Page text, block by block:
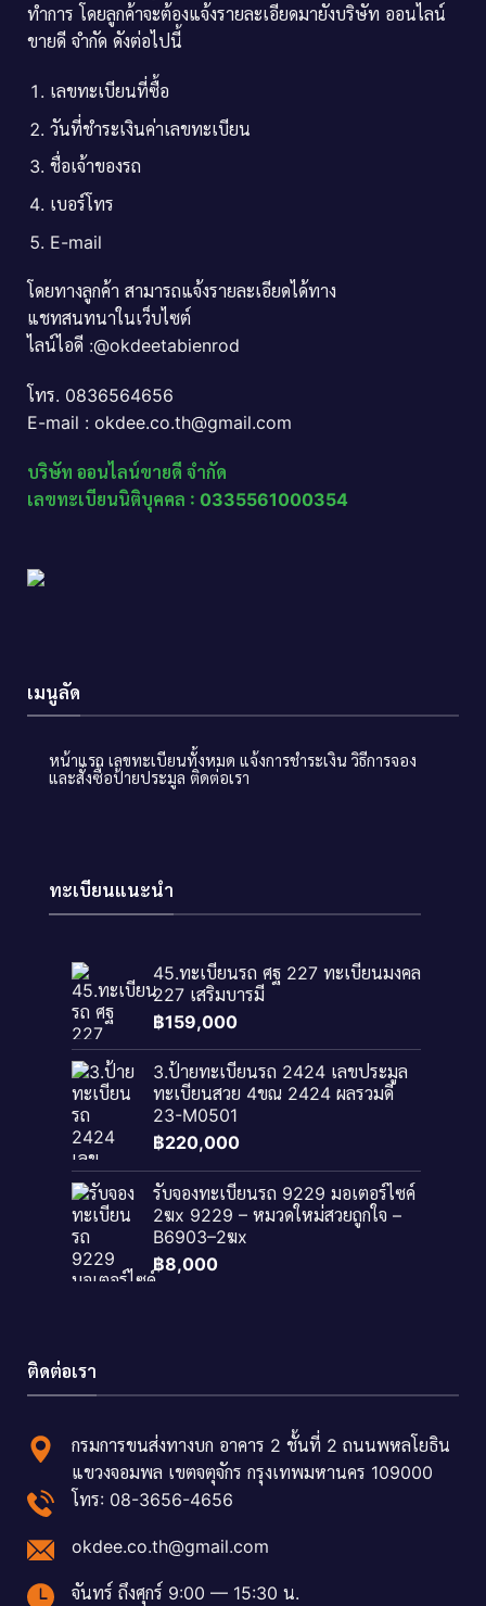
ทำการ โดยลูกค้าจะต้องแจ้งรายละเอียดมายังบริษัท ออนไลน์
ขายดี จำกัด ดังต่อไปนี้
เลขทะเบียนที่ซื้อ
วันที่ชำระเงินค่าเลขทะเบียน
ชื่อเจ้าของรถ
เบอร์โทร
E-mail
โดยทางลูกค้า สามารถแจ้งรายละเอียดได้ทาง
แชทสนทนาในเว็บไซต์
ไลน์ไอดี :@okdeetabienrod
โทร. 0836564656
E-mail : okdee.co.th@gmail.com
บริษัท ออนไลน์ขายดี จำกัด
เลขทะเบียนนิติบุคคล : 0335561000354
เมนูลัด
หน้าแรก เลขทะเบียนทั้งหมด แจ้งการชำระเงิน วิธีการจอง
และสั่งซื้อป้ายประมูล ติดต่อเรา
ทะเบียนแนะนำ
45.ทะเบียนรถ ศฐ 227 ทะเบียนมงคล
227 เสริมบารมี
฿159,000
3.ป้ายทะเบียนรถ 2424 เลขประมูล
ทะเบียนสวย 4ขณ 2424 ผลรวมดี
23-M0501
฿220,000
รับจองทะเบียนรถ 9229 มอเตอร์ไซค์
2ฆx 9229 – หมวดใหม่สวยถูกใจ –
B6903–2ฆx
฿8,000
ติดต่อเรา
กรมการขนส่งทางบก อาคาร 2 ชั้นที่ 2 ถนนพหลโยธิน
แขวงจอมพล เขตจตุจักร กรุงเทพมหานคร 109000
โทร: 08-3656-4656
okdee.co.th@gmail.com
จันทร์ ถึงศุกร์ 9:00 — 15:30 น.